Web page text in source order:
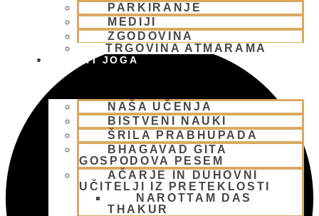
PARKIRANJE
MEDIJI
ZGODOVINA
TRGOVINA ATMARAMA
BHAKTI JOGA
NAŠA UČENJA
BISTVENI NAUKI
ŠRILA PRABHUPADA
BHAGAVAD GITA
GOSPODOVA PESEM
AČARJE IN DUHOVNI
UČITELJI IZ PRETEKLOSTI
NAROTTAM DAS
THAKUR